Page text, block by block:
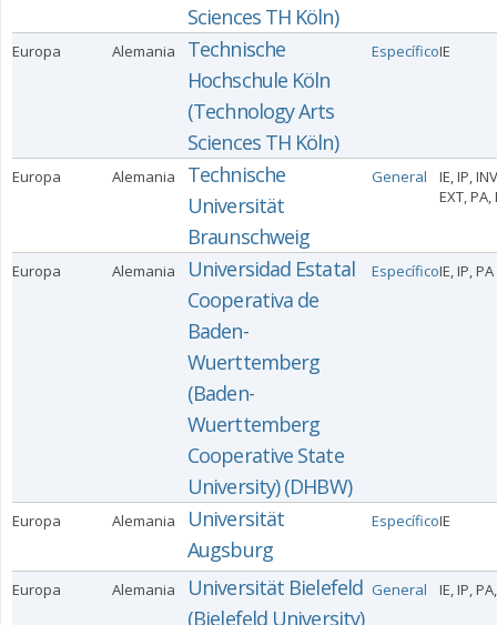
Sciences TH Köln)
Europa Alemania
Technische
Hochschule Köln
(Technology Arts
Sciences TH Köln)
EspecíficoIE
Europa Alemania
Technische
Universität
Braunschweig
General
IE, IP,
EXT, PA,
Europa Alemania
Universidad Estatal
Cooperativa de
Baden-
Wuerttemberg
(Baden-
Wuerttemberg
Cooperative State
University) (DHBW)
EspecíficoIE, IP, PA
Europa Alemania
Universität
Augsburg
EspecíficoIE
Europa Alemania
Universität Bielefeld
(Bielefeld University)
General IE, IP,